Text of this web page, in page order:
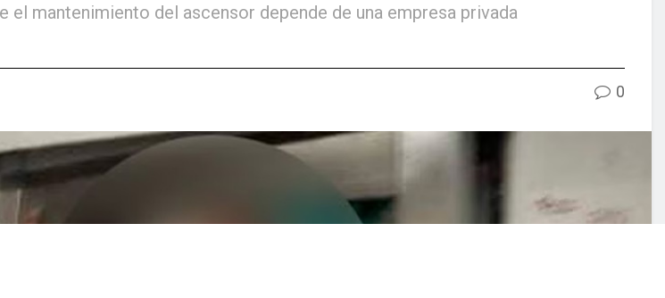
mantenimiento del ascensor depende de una empresa privada
0